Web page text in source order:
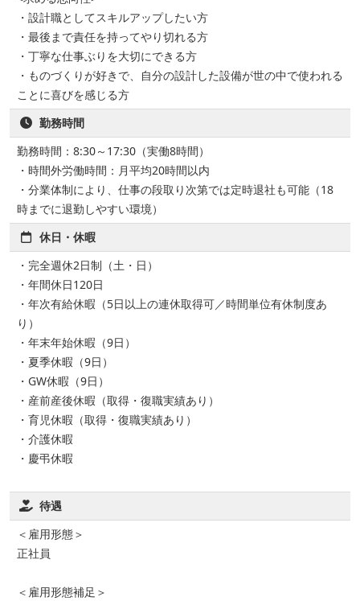
・設計職としてスキルアップしたい方
・最後まで責任を持ってやり切れる方
・丁寧な仕事ぶりを大切にできる方
・ものづくりが好きで、自分の設計した設備が世の中で使われる
ことに喜びを感じる方
勤務時間
勤務時間：8:30～17:30（実働8時間）
・時間外労働時間：月平均20時間以内
・分業体制により、仕事の段取り次第では定時退社も可能（18
時までに退勤しやすい環境）
休日・休暇
・完全週休2日制（土・日）
・年間休日120日
・年次有給休暇（5日以上の連休取得可／時間単位有休制度あ
り）
・年末年始休暇（9日）
・夏季休暇（9日）
・GW休暇（9日）
・産前産後休暇（取得・復職実績あり）
・育児休暇（取得・復職実績あり）
・介護休暇
・慶弔休暇
待遇
＜雇用形態＞
正社員
＜雇用形態補足＞